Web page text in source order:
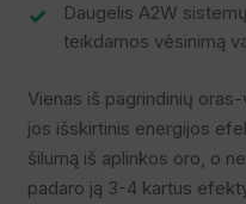
Daugelis A2W
teikdamos vėsinimą
Vienas iš pagrindinių
jos išskirtinis energijos
šilumą iš aplinkos oro, o
padaro ją 3-4 kartus